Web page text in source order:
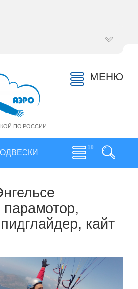
ПО РОССИИ
МЕНЮ
кайт